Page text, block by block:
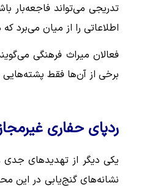
تدریجی می‌تواند
اطلاعاتی را از میان می‌برد
فعالان میراث فرهنگی
برخی از آن‌ها فقط
ردپای حفاری
یکی دیگر از تهدیدهای جدی
نشانه‌های گنج‌یابی در این